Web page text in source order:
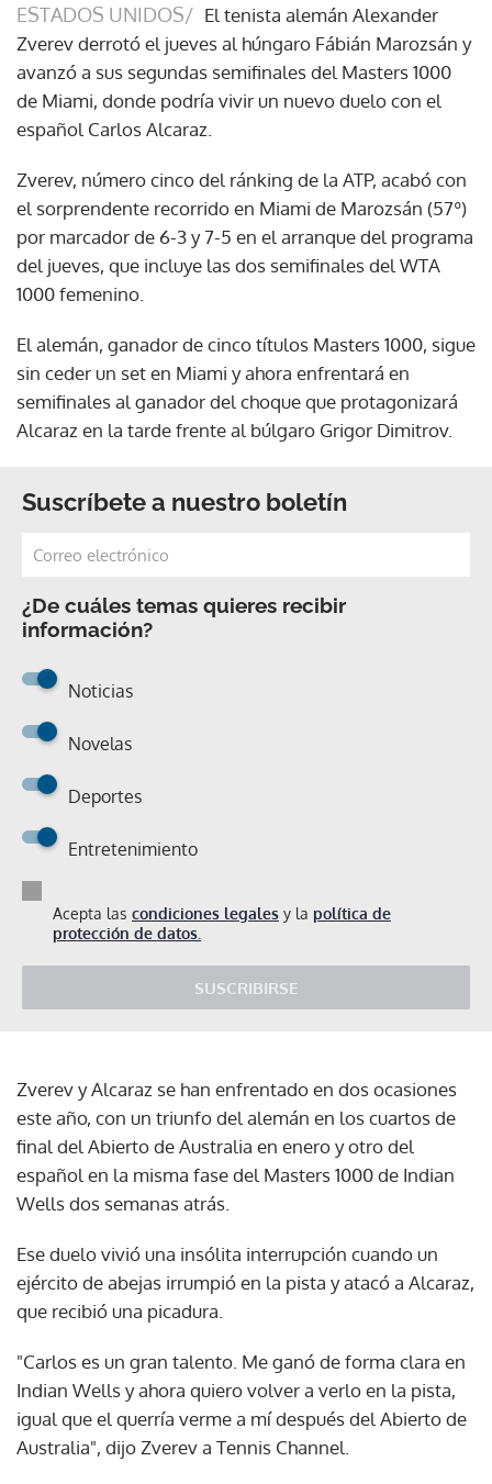
ESTADOS UNIDOS/ El tenista alemán Alexander
Zverev derrotó el jueves al húngaro Fábián Marozsán y
avanzó a sus segundas semifinales del Masters 1000
de Miami, donde podría vivir un nuevo duelo con el
español Carlos Alcaraz.
Zverev, número cinco del ránking de la ATP, acabó con
el sorprendente recorrido en Miami de Marozsán (57º)
por marcador de 6-3 y 7-5 en el arranque del programa
del jueves, que incluye las dos semifinales del WTA
1000 femenino.
El alemán, ganador de cinco títulos Masters 1000, sigue
sin ceder un set en Miami y ahora enfrentará en
semifinales al ganador del choque que protagonizará
Alcaraz en la tarde frente al búlgaro Grigor Dimitrov.
Suscríbete a nuestro boletín
¿De cuáles temas quieres recibir
información?
Noticias
Novelas
Deportes
Entretenimiento
Acepta las condiciones legales y la política de
protección de datos.
SUSCRIBIRSE
Zverev y Alcaraz se han enfrentado en dos ocasiones
este año, con un triunfo del alemán en los cuartos de
final del Abierto de Australia en enero y otro del
español en la misma fase del Masters 1000 de Indian
Wells dos semanas atrás.
Ese duelo vivió una insólita interrupción cuando un
ejército de abejas irrumpió en la pista y atacó a Alcaraz,
que recibió una picadura.
"Carlos es un gran talento. Me ganó de forma clara en
Indian Wells y ahora quiero volver a verlo en la pista,
igual que el querría verme a mí después del Abierto de
Australia", dijo Zverev a Tennis Channel.